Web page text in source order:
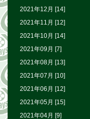
2021年12月 [14]
2021年11月 [12]
2021年10月 [14]
2021年09月 [7]
2021年08月 [13]
2021年07月 [10]
2021年06月 [12]
2021年05月 [15]
2021年04月 [9]